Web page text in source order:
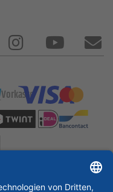
Vorkasse
new